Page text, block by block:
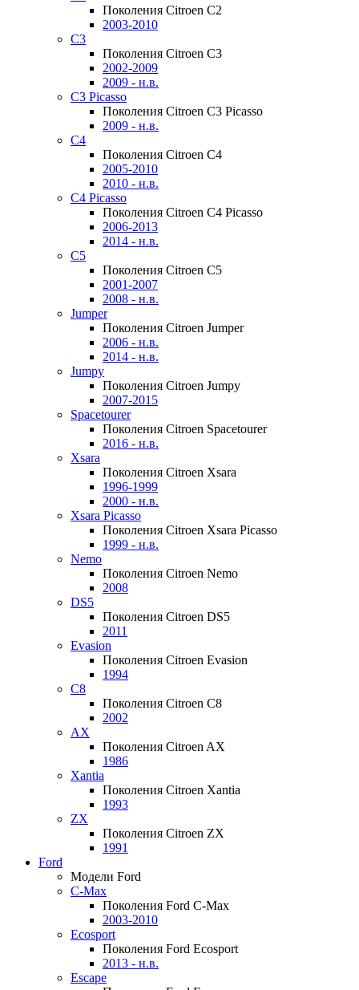
Поколения Citroen C2
2003-2010
C3
Поколения Citroen C3
2002-2009
2009 - н.в.
C3 Picasso
Поколения Citroen C3 Picasso
2009 - н.в.
C4
Поколения Citroen C4
2005-2010
2010 - н.в.
C4 Picasso
Поколения Citroen C4 Picasso
2006-2013
2014 - н.в.
C5
Поколения Citroen C5
2001-2007
2008 - н.в.
Jumper
Поколения Citroen Jumper
2006 - н.в.
2014 - н.в.
Jumpy
Поколения Citroen Jumpy
2007-2015
Spacetourer
Поколения Citroen Spacetourer
2016 - н.в.
Xsara
Поколения Citroen Xsara
1996-1999
2000 - н.в.
Xsara Picasso
Поколения Citroen Xsara Picasso
1999 - н.в.
Nemo
Поколения Citroen Nemo
2008
DS5
Поколения Citroen DS5
2011
Evasion
Поколения Citroen Evasion
1994
C8
Поколения Citroen C8
2002
AX
Поколения Citroen AX
1986
Xantia
Поколения Citroen Xantia
1993
ZX
Поколения Citroen ZX
1991
Ford
Модели Ford
C-Max
Поколения Ford C-Max
2003-2010
Ecosport
Поколения Ford Ecosport
2013 - н.в.
Escape